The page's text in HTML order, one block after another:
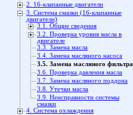
2. 16-клапанные двигатели
3. Система смазки (16-клапанные
двигатели)
3.1. Общие сведения
3.2. Проверка уровня масла в
двигателе
3.3. Замена масла
3.4. Замена масляного насоса
3.5. Замена масляного фильтра
3.6. Проверка давления масла
3.7. Замена масляного поддона
3.8. Утечки масла
3.9. Неисправности системы
смазки
4. Система охлаждения